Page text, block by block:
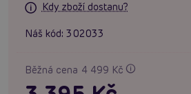
Kdy zboží dostanu?
Náš kód: 302033
Běžná cena 4 499 Kč